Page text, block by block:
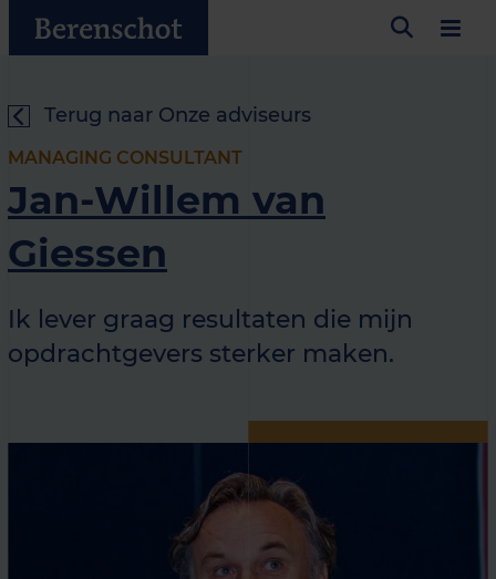
Terug naar Onze adviseurs
MANAGING CONSULTANT
Jan-Willem van
Giessen
Ik lever graag resultaten die mijn
opdrachtgevers sterker maken.